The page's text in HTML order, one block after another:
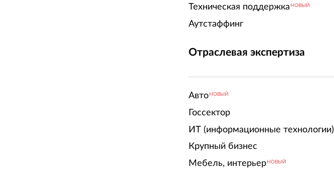
Техническая поддержка НОВЫЙ
Аутстаффинг
Отраслевая экспертиза
Авто НОВЫЙ
Госсектор
ИТ (информационные технологии)
Крупный бизнес
Мебель, интерьер НОВЫЙ